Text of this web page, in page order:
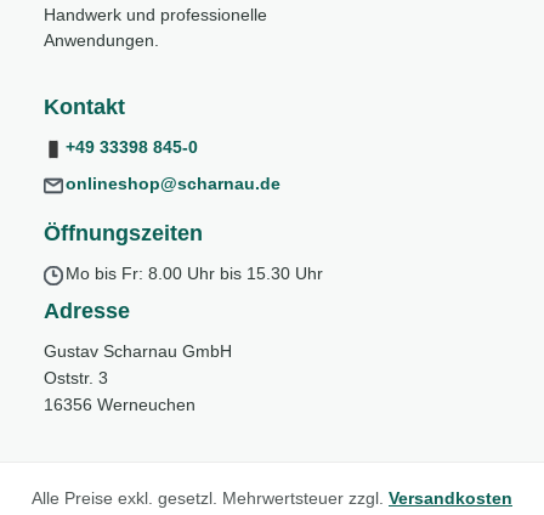
Handwerk und professionelle
Anwendungen.
Kontakt
+49 33398 845-0
onlineshop@scharnau.de
Öffnungszeiten
Mo bis Fr: 8.00 Uhr bis 15.30 Uhr
Adresse
Gustav Scharnau GmbH
Oststr. 3
16356 Werneuchen
Alle Preise exkl. gesetzl. Mehrwertsteuer zzgl. Versandkosten